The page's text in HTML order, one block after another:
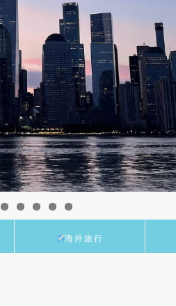
海外旅行